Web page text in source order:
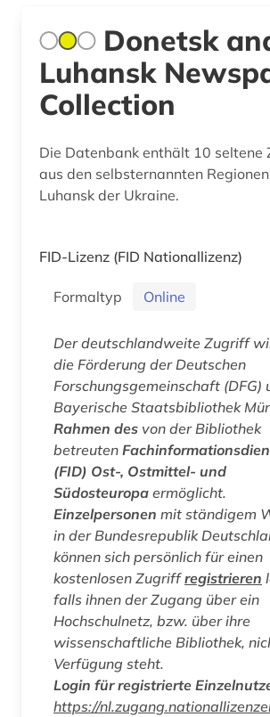
Donetsk
Luhansk
Collection
Die Datenbank enthält 10 seltene
aus den selbsternannten
Luhansk der Ukraine.
FID-Lizenz (FID Nationallizenz)
Formaltyp Online
Der deutschlandweite Zugriff
die Förderung der Deutschen
Forschungsgemeinschaft (DFG)
Bayerische Staatsbibliothek
Rahmen des von der Bibliothek
betreuten
(FID) Ost-, Ostmittel- und
Südosteuropa ermöglicht.
Einzelpersonen mit ständigem
in der Bundesrepublik
können sich persönlich für einen
kostenlosen Zugriffregistrieren
falls ihnen der Zugang über ein
Hochschulnetz, bzw. über ihre
wissenschaftliche Bibliothek,
Verfügung steht.
Login für registrierte
https://